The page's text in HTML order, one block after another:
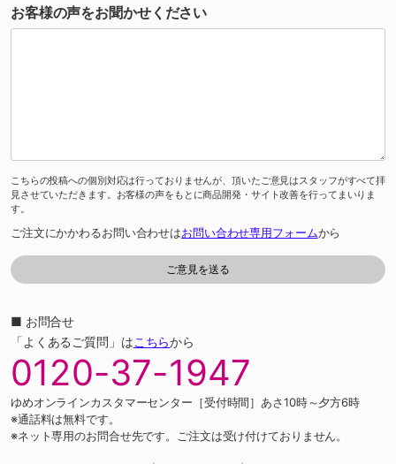
お客様の声をお聞かせください
こちらの投稿への個別対応は行っておりませんが、頂いたご意見はスタッフがすべて拝
見させていただきます。お客様の声をもとに商品開発・サイト改善を行ってまいりま
す。
ご注文にかかわるお問い合わせはお問い合わせ専用フォームから
■ お問合せ
「よくあるご質問」はこちらから
0120-37-1947
ゆめオンラインカスタマーセンター［受付時間］あさ10時～夕方6時
※通話料は無料です。
※ネット専用のお問合せ先です。ご注文は受け付けておりません。